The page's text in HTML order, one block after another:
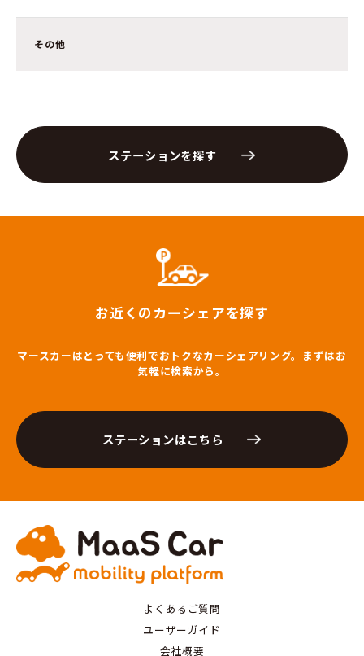
その他
ステーションを探す
お近くのカーシェアを探す
マースカーはとっても便利でおトクなカーシェアリング。まずはお
気軽に検索から。
ステーションはこちら
よくあるご質問
ユーザーガイド
会社概要